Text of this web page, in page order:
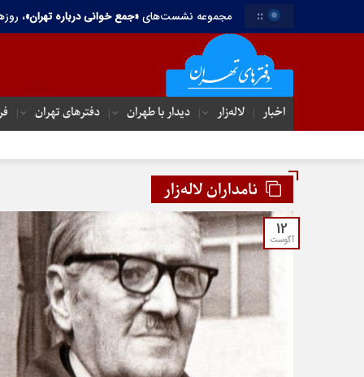
:: مجموعه نشست‌های«جمع خوانی درباره تهران»،
اخبار لاله‌زار دیدار با طهران دفترهای تهران‌
نامداران لاله‌زار
12
آگوست